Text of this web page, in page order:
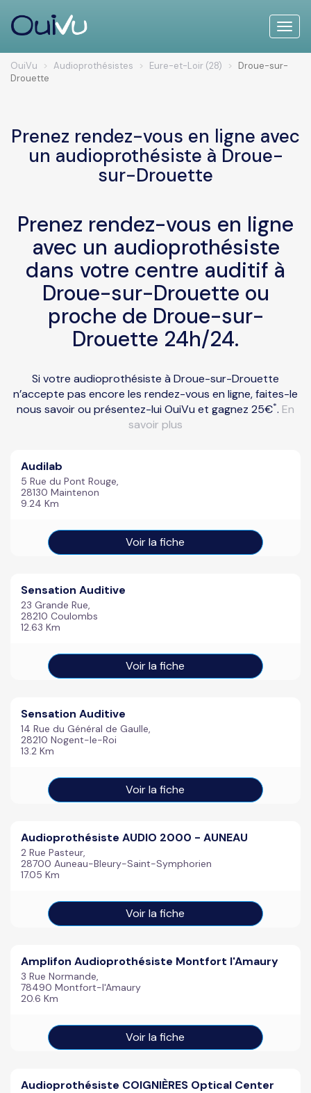
Toggle
OuiVu Audioprothésistes Eure-et-Loir (28)
Droue-sur-
Drouette
Prenez rendez-vous en ligne avec
un audioprothésiste à Droue-
sur-Drouette
Prenez rendez-vous en ligne
avec un audioprothésiste
dans votre centre auditif à
Droue-sur-Drouette ou
proche de Droue-sur-
Drouette 24h/24.
Si votre audioprothésiste à Droue-sur-Drouette
n’accepte pas encore les rendez-vous en ligne, faites-le
nous savoir ou présentez-lui OuiVu et gagnez 25€*. En
savoir plus
Audilab
5 Rue du Pont Rouge,
28130 Maintenon
9.24 Km
Voir la fiche
Sensation Auditive
23 Grande Rue,
28210 Coulombs
12.63 Km
Voir la fiche
Sensation Auditive
14 Rue du Général de Gaulle,
28210 Nogent-le-Roi
13.2 Km
Voir la fiche
Audioprothésiste AUDIO 2000 - AUNEAU
2 Rue Pasteur,
28700 Auneau-Bleury-Saint-Symphorien
17.05 Km
Voir la fiche
Amplifon Audioprothésiste Montfort l'Amaury
3 Rue Normande,
78490 Montfort-l'Amaury
20.6 Km
Voir la fiche
Audioprothésiste COIGNIÈRES Optical Center